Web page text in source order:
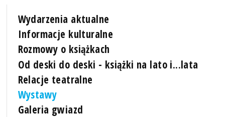
Wydarzenia aktualne
Informacje kulturalne
Rozmowy o książkach
Od deski do deski - książki na lato i...lata
Relacje teatralne
Wystawy
Galeria gwiazd